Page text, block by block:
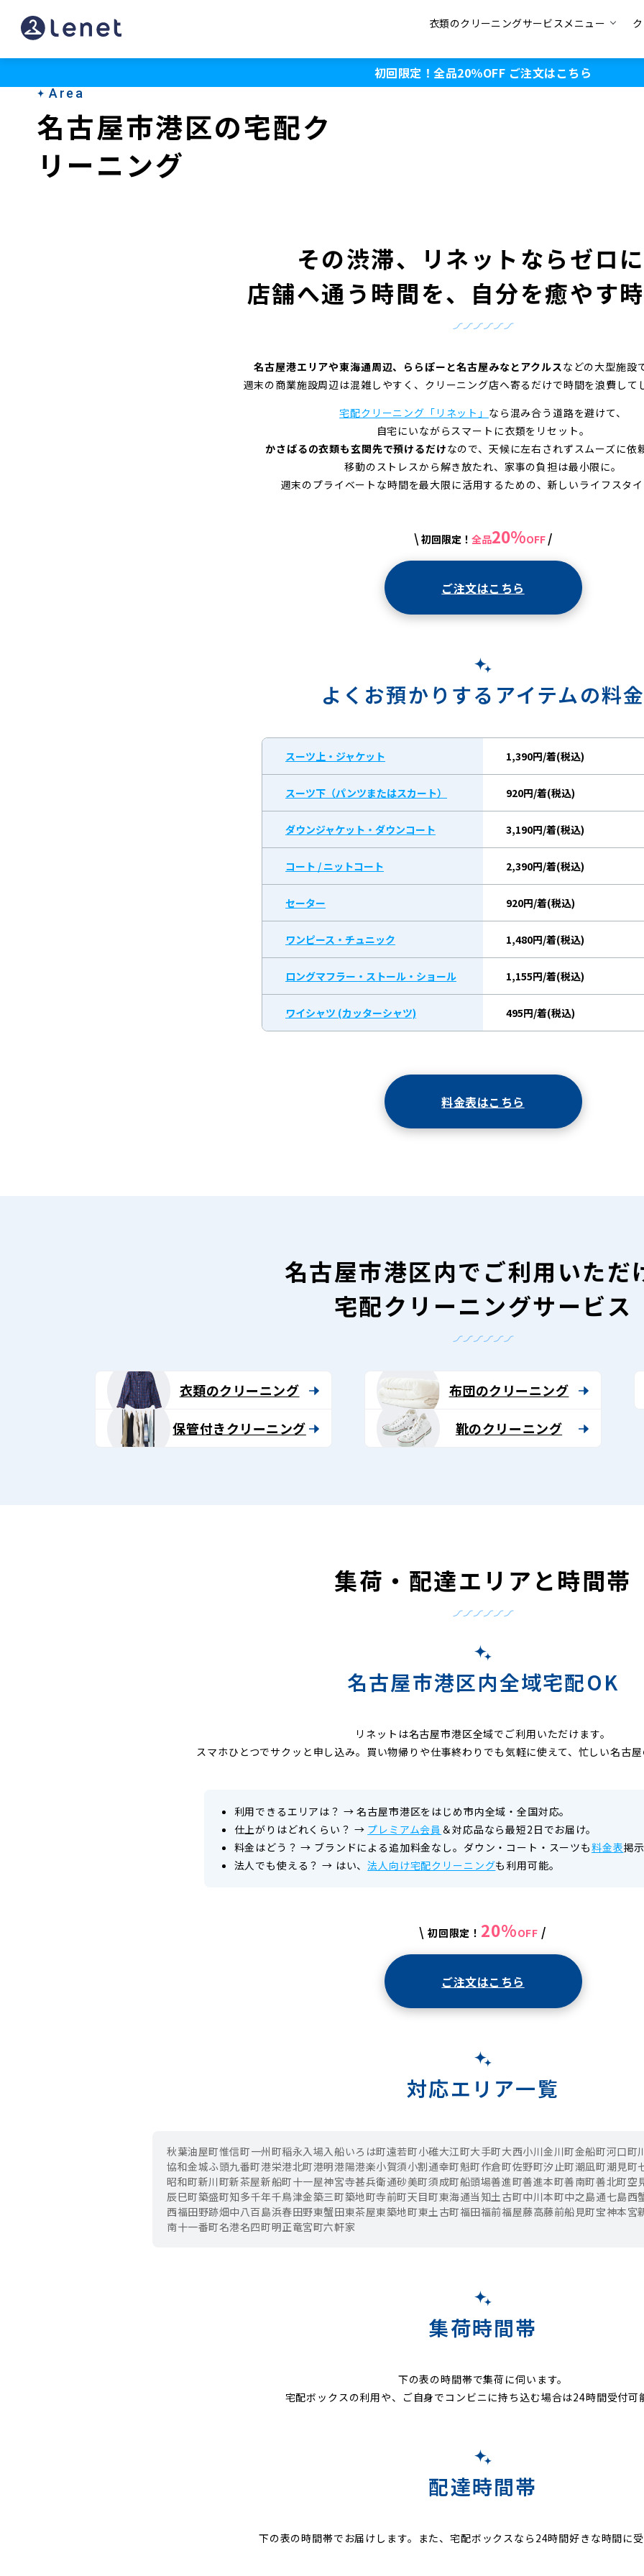
名
古
衣類のクリーニングサービスメニュー
初回限定！全品20％OFF ご注文はこちら
Area
名古屋市港区の宅配ク
リーニング
その渋滞、リネットならゼロ
店舗へ通う時間を、自分を癒やす
名古屋港エリアや東海通周辺、ららぽーと名古屋みなとアクルスなどの大型施設
週末の商業施設周辺は混雑しやすく、クリーニング店へ寄るだけで時間を浪費して
宅配クリーニング「リネット」 なら混み合う道路を避けて、
自宅にいながらスマートに衣類をリセット。
かさばるの衣類も玄関先で預けるだけなので、天候に左右されずスムーズに依
移動のストレスから解き放たれ、家事の負担は最小限に。
週末のプライベートな時間を最大限に活用するための、新しいライフスタ
\ 初回限定！ 全品20%OFF /
ご注文はこちら
よくお預かりするアイテムの料
スーツ上・ジャケット 1,390円/着(税込)
スーツ下（パンツまたはスカート） 920円/着(税込)
ダウンジャケット・ダウンコート 3,190円/着(税込)
コート / ニットコート 2,390円/着(税込)
セーター 920円/着(税込)
ワンピース・チュニック 1,480円/着(税込)
ロングマフラー・ストール・ショール 1,155円/着(税込)
ワイシャツ (カッターシャツ) 495円/着(税込)
料金表はこちら
名古屋市港区内でご利用いただ
宅配クリーニングサービス
衣類のクリーニング
保管付きクリーニング
布団のクリーニング
靴のクリーニング
集荷・配達エリアと時間帯
名古屋市港区内全域宅配OK
リネットは名古屋市港区全域でご利用いただけます。
スマホひとつでサクッと申し込み。買い物帰りや仕事終わりでも気軽に使えて、忙しい名古
利用できるエリアは？ →名古屋市港区をはじめ市内全域・全国対応。
仕上がりはどれくらい？ → プレミアム会員 ＆対応品なら最短2日でお届け。
料金はどう？ → ブランドによる追加料金なし。ダウン・コート・スーツも料金表掲
法人でも使える？ → はい、法人向け宅配クリーニングも利用可能。
\ 初回限定！ 20%OFF /
ご注文はこちら
対応エリア一覧
秋葉油屋町惟信町一州町稲永入場入船いろは町遠若町小碓大江町大手町大西小川金川町金船町河口町
協和金城ふ頭九番町港栄港北町港明港陽港楽小賀須小割通幸町魁町作倉町佐野町汐止町潮凪町潮見町
昭和町新川町新茶屋新船町十一屋神宮寺甚兵衛通砂美町須成町船頭場善進町善進本町善南町善北町空
辰巳町築盛町知多千年千鳥津金築三町築地町寺前町天目町東海通当知土古町中川本町中之島通七島西
西福田野跡畑中八百島浜春田野東蟹田東茶屋東築地町東土古町福田福前福屋藤高藤前船見町宝神本宮
南十一番町名港名四町明正竜宮町六軒家
集荷時間帯
下の表の時間帯で集荷に伺います。
宅配ボックスの利用や、ご自身でコンビニに持ち込む場合は24時間受付可
配達時間帯
下の表の時間帯でお届けします。また、宅配ボックスなら24時間好きな時間に